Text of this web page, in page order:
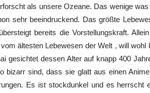
als unsere Ozeane. Das wenige
sehr beeindruckend. Das größte
bereits die Vorstellungskraft.
ältesten Lebewesen der Welt , will
gesichtet dessen Alter auf knapp 400
bizarr sind, dass sie glatt aus einen
Es ist stockdunkel und es